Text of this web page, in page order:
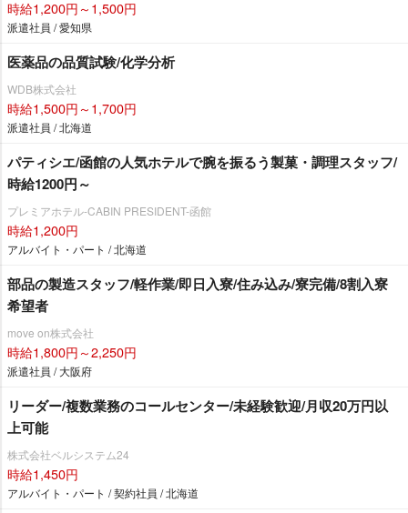
時給1,200円～1,500円
派遣社員 / 愛知県
医薬品の品質試験/化学分析
WDB株式会社
時給1,500円～1,700円
派遣社員 / 北海道
パティシエ/函館の人気ホテルで腕を振るう製菓・調理スタッフ/
時給1200円～
プレミアホテル-CABIN PRESIDENT-函館
時給1,200円
アルバイト・パート / 北海道
部品の製造スタッフ/軽作業/即日入寮/住み込み/寮完備/8割入寮
希望者
move on株式会社
時給1,800円～2,250円
派遣社員 / 大阪府
リーダー/複数業務のコールセンター/未経験歓迎/月収20万円以
上可能
株式会社ベルシステム24
時給1,450円
アルバイト・パート / 契約社員 / 北海道